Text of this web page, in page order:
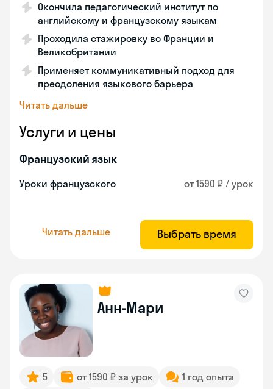
Окончила педагогический институт по
английскому и французскому языкам
Проходила стажировку во Франции и
Великобритании
Применяет коммуникативный подход для
преодоления языкового барьера
Читать дальше
Услуги и цены
Французский язык
Уроки французского от 1590 ₽ / урок
Читать дальше Выбрать время
Анн-Мари
5 от 1590 ₽ за урок 1 год опыта